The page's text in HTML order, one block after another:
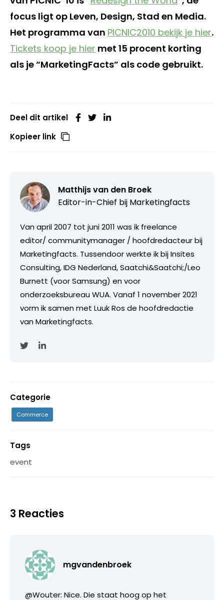
focus ligt op Leven, Design, Stad en Media.
Het programma van PICNIC2010 bekijk je hier.
Tickets koop je hier met 15 procent korting
als je “MarketingFacts” als code gebruikt.
Deel dit artikel
Kopieer link
Matthijs van den Broek
Editor-in-Chief bij Marketingfacts
Van april 2007 tot juni 2011 was ik freelance
editor/ communitymanager / hoofdredacteur bij
Marketingfacts. Tussendoor werkte ik bij Insites
Consulting, IDG Nederland, Saatchi&Saatchi;/Leo
Burnett (voor Samsung) en voor
onderzoeksbureau WUA. Vanaf 1 november 2021
vorm ik samen met Luuk Ros de hoofdredactie
van Marketingfacts.
Categorie
Commerce
Tags
event
3 Reacties
mgvandenbroek
@Wouter: Nice. Die staat hoog op het